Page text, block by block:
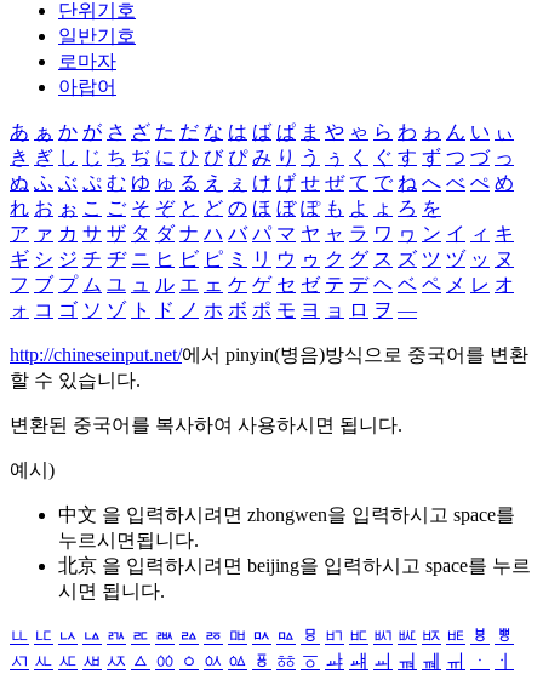
단위기호
일반기호
로마자
아랍어
あ ぁ か が さ ざ た だ な は ば ぱ ま や ゃ ら わ ゎ ん い ぃ
き ぎ し じ ち ぢ に ひ び ぴ み り う ぅ く ぐ す ず つ づ っ
ぬ ふ ぶ ぷ む ゆ ゅ る え ぇ け げ せ ぜ て で ね へ べ ぺ め
れ お ぉ こ ご そ ぞ と ど の ほ ぼ ぽ も よ ょ ろ を
ア ァ カ サ ザ タ ダ ナ ハ バ パ マ ヤ ャ ラ ワ ヮ ン イ ィ キ
ギ シ ジ チ ヂ ニ ヒ ビ ピ ミ リ ウ ゥ ク グ ス ズ ツ ヅ ッ ヌ
フ ブ プ ム ユ ュ ル エ ェ ケ ゲ セ ゼ テ デ ヘ ベ ペ メ レ オ
ォ コ ゴ ソ ゾ ト ド ノ ホ ボ ポ モ ヨ ョ ロ ヲ ―
http://chineseinput.net/에서 pinyin(병음)방식으로 중국어를 변환
할 수 있습니다.
변환된 중국어를 복사하여 사용하시면 됩니다.
예시)
中文 을 입력하시려면 zhongwen을 입력하시고 space를
누르시면됩니다.
北京 을 입력하시려면 beijing을 입력하시고 space를 누르
시면 됩니다.
ㅥ ㅦ ㅧ ㅨ ㅩ ㅪ ㅫ ㅬ ㅭ ㅮ ㅯ ㅰ ㅱ ㅲ ㅳ ㅴ ㅵ ㅶ ㅷ ㅸ
ㅹ
ㅺ ㅻ ㅼ ㅽ ㅾ ㅿ ㆀ ㆁ ㆂ ㆃ ㆄ ㆅ ㆆ ㆇ ㆈ ㆉ ㆊ ㆋ ㆌ ㆍ
ㆎ